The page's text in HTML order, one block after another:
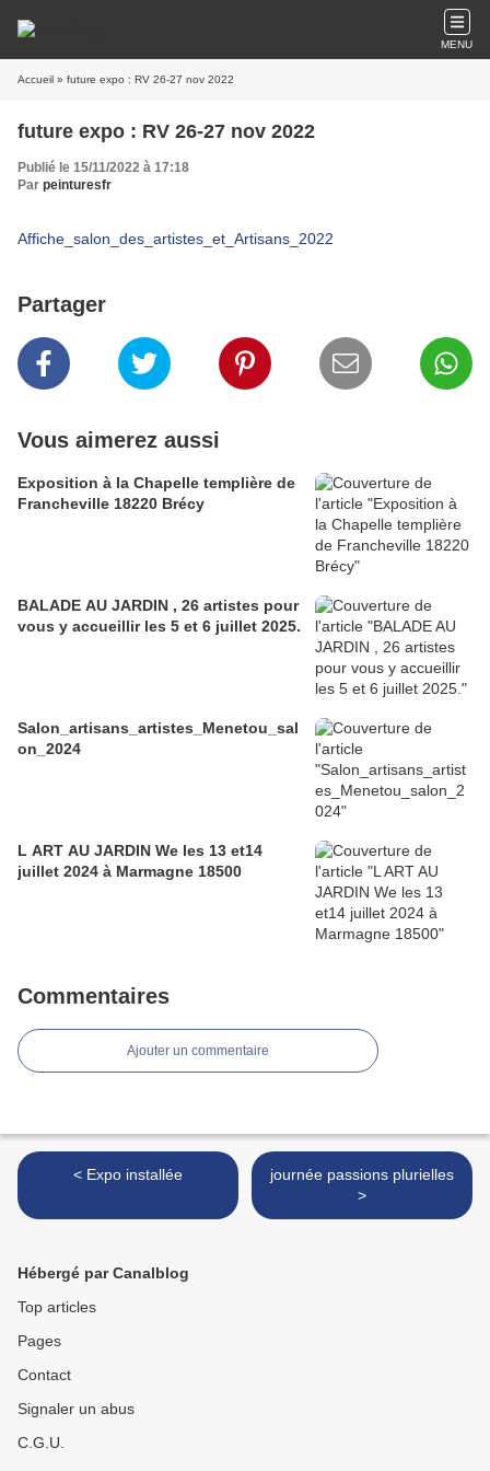
MENU
Accueil » future expo : RV 26-27 nov 2022
future expo : RV 26-27 nov 2022
Publié le 15/11/2022 à 17:18
Par peinturesfr
Affiche_salon_des_artistes_et_Artisans_2022
Partager
Vous aimerez aussi
Exposition à la Chapelle templière de
Francheville 18220 Brécy
BALADE AU JARDIN , 26 artistes pour
vous y accueillir les 5 et 6 juillet 2025.
Salon_artisans_artistes_Menetou_sal
on_2024
L ART AU JARDIN We les 13 et14
juillet 2024 à Marmagne 18500
Commentaires
Ajouter un commentaire
< Expo installée
journée passions plurielles
>
Hébergé par Canalblog
Top articles
Pages
Contact
Signaler un abus
C.G.U.